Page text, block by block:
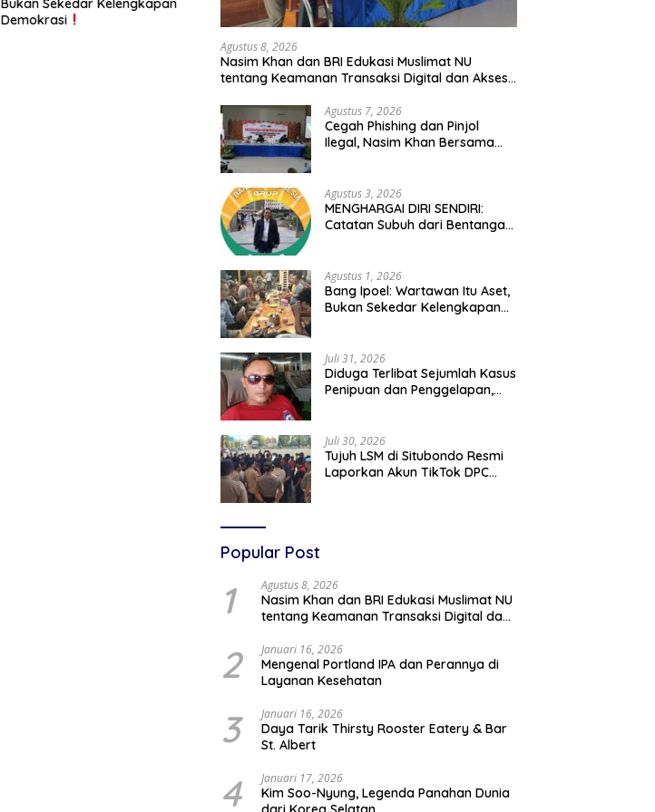
Demokrasi
Oknum Polisi RS Diminta
Bersalah
PDIP dan Anggota DPRD ke
Agustus 8, 2026
Nasim Khan dan BRI Edukasi Muslimat NU
tentang Keamanan Transaksi Digital dan Akses
Agustus 7, 2026
Cegah Phishing dan Pinjol
Ilegal, Nasim Khan Bersama
Agustus 3, 2026
MENGHARGAI DIRI SENDIRI:
Catatan Subuh dari Bentangan
Agustus 1, 2026
Bang Ipoel: Wartawan Itu Aset,
Bukan Sekedar Kelengkapan
Juli 31, 2026
Diduga Terlibat Sejumlah Kasus
Penipuan dan Penggelapan,
Bersalah
Juli 30, 2026
Tujuh LSM di Situbondo Resmi
Laporkan Akun TikTok DPC
Popular Post
1 Agustus 8, 2026
Nasim Khan dan BRI Edukasi Muslimat NU
tentang Keamanan Transaksi Digital dan
2 Januari 16, 2026
Mengenal Portland IPA dan Perannya di
Layanan Kesehatan
3 Januari 16, 2026
Daya Tarik Thirsty Rooster Eatery & Bar
St. Albert
4 Januari 17, 2026
Kim Soo-Nyung, Legenda Panahan Dunia